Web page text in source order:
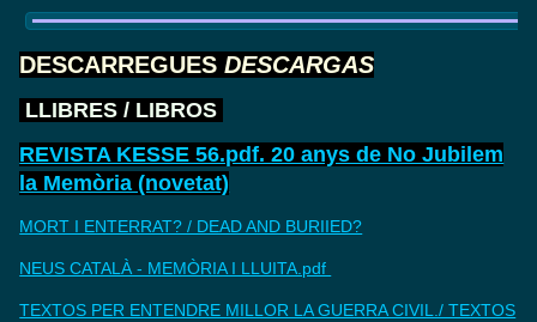
DESCARREGUESDESCARGAS
LLIBRES/ LIBROS
REVISTA KESSE 56.pdf. 20 anys de No Jubilem
la Memòria (novetat)
MORT I ENTERRAT? / DEAD AND BURIIED?
NEUS CATALÀ - MEMÒRIA I LLUITA.pdf
TEXTOS PER ENTENDRE MILLOR LA GUERRA CIVIL./ TEXTOS